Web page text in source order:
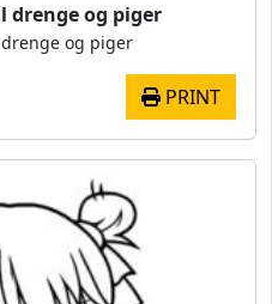
drenge og piger
og piger
PRINT